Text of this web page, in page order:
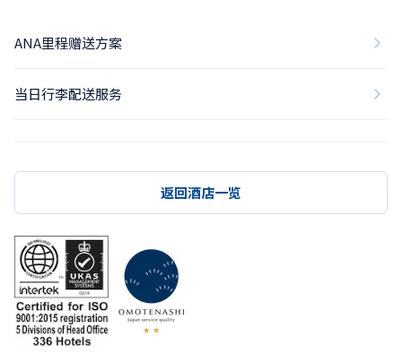
ANA里程赠送方案
当日行李配送服务
返回酒店一览